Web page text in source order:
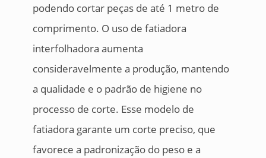
podendo cortar peças de até 1 metro de
comprimento. O uso de fatiadora
interfolhadora aumenta
consideravelmente a produção, mantendo
a qualidade e o padrão de higiene no
processo de corte. Esse modelo de
fatiadora garante um corte preciso, que
favorece a padronização do peso e a